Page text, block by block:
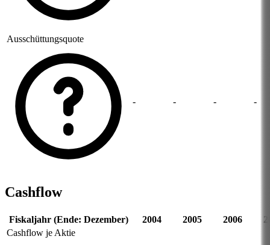
Ausschüttungsquote
- - - -
Cashflow
Fiskaljahr (Ende: Dezember) 2004 2005 2006
Cashflow je Aktie